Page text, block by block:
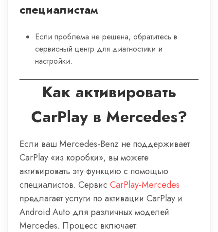
специалистам
Если проблема не решена, обратитесь в
сервисный центр для диагностики и
настройки.
Как активировать
CarPlay в Mercedes?
Если ваш Mercedes-Benz не поддерживает
CarPlay «из коробки», вы можете
активировать эту функцию с помощью
специалистов. Сервис CarPlay-Mercedes
предлагает услуги по активации CarPlay и
Android Auto для различных моделей
Mercedes. Процесс включает: